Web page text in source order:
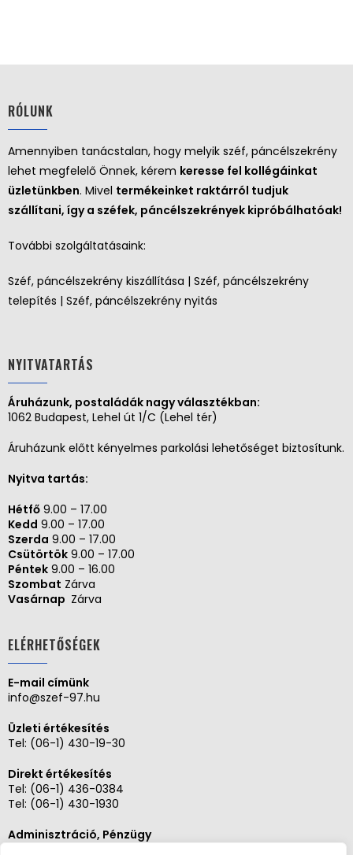
RÓLUNK
Amennyiben tanácstalan, hogy melyik széf, páncélszekrény
lehet megfelelő Önnek, kérem keresse fel kollégáinkat
üzletünkben. Mivel termékeinket raktárról tudjuk
szállítani, így a széfek, páncélszekrények kipróbálhatóak!
További szolgáltatásaink:
Széf, páncélszekrény kiszállítása | Széf, páncélszekrény
telepítés | Széf, páncélszekrény nyitás
NYITVATARTÁS
Áruházunk, postaládák nagy választékban:
1062 Budapest, Lehel út 1/C (Lehel tér)
Áruházunk előtt kényelmes parkolási lehetőséget biztosítunk.
Nyitva tartás:
Hétfő 9.00 – 17.00
Kedd 9.00 – 17.00
Szerda 9.00 – 17.00
Csütörtök 9.00 – 17.00
Péntek 9.00 – 16.00
Szombat Zárva
Vasárnap Zárva
ELÉRHETŐSÉGEK
E-mail címünk
info@szef-97.hu
Üzleti értékesítés
Tel: (06-1) 430-19-30
Direkt értékesítés
Tel: (06-1) 436-0384
Tel: (06-1) 430-1930
Adminisztráció, Pénzügy